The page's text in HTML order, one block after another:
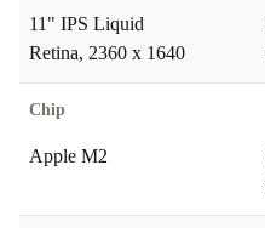
11" IPS Liquid
Retina, 2360 x 1640
Chip
Apple M2